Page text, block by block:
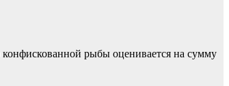
рыбы оценивается на сумму